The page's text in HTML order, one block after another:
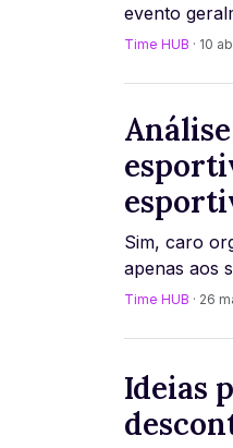
evento
semana e
Time HUB · 10
Sim, caro
apenas aos
conseguir
Time HUB · 26
Ideias